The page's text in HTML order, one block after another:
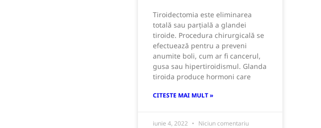
Tiroidectomia este eliminarea
totală sau parțială a glandei
tiroide. Procedura chirurgicală se
efectuează pentru a preveni
anumite boli, cum ar fi cancerul,
gusa sau hipertiroidismul. Glanda
tiroida produce hormoni care
CITESTE MAI MULT »
iunie 4, 2022 Niciun comentariu